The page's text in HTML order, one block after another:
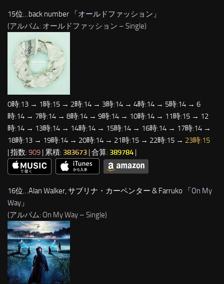
15位…back number 「 オールドファッション 」
(アルバム: オールドファッション – Single)
0時:13 → 1時:15 → 2時:14 → 3時:14 → 4時:14 → 5時:14 → 6
時:14 → 7時:14 → 8時:14 → 9時:14 → 10時:14 → 11時:15 → 12
時:14 → 13時:14 → 14時:14 → 15時:14 → 16時:14 → 17時:14 →
18時:13 → 19時:14 → 20時:14 → 21時:15 → 22時:15 → 23時:15
| 指数: 909 | 累積: 383673 | 合算: 389784
16位…Alan Walker, サブリナ・カーペンター & Farruko 「On My
Way 」
(アルバム: On My Way – Single)